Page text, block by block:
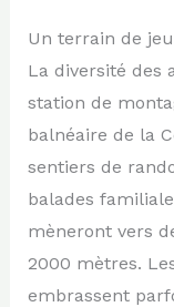
Un terrain de
La diversité des
station de
balnéaire de la
sentiers de
balades
mèneront vers
2000 mètres.
embrassent